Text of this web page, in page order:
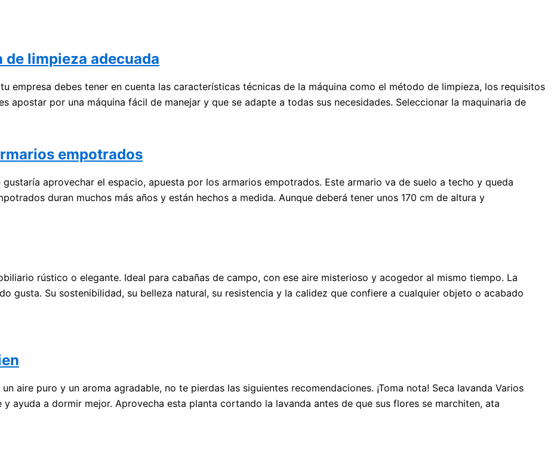
limpieza adecuada
empresa debes tener en cuenta las características técnicas de la máquina como el método de limpieza, los requisitos
apostar por una máquina fácil de manejar y que se adapte a todas sus necesidades. Seleccionar la maquinaria de
empotrados
aprovechar el espacio, apuesta por los armarios empotrados. Este armario va de suelo a techo y queda
duran muchos más años y están hechos a medida. Aunque deberá tener unos 170 cm de altura y
rústico o elegante. Ideal para cabañas de campo, con ese aire misterioso y acogedor al mismo tiempo. La
gusta. Su sostenibilidad, su belleza natural, su resistencia y la calidez que confiere a cualquier objeto o acabado
aire puro y un aroma agradable, no te pierdas las siguientes recomendaciones. ¡Toma nota! Seca lavanda Varios
ayuda a dormir mejor. Aprovecha esta planta cortando la lavanda antes de que sus flores se marchiten, ata